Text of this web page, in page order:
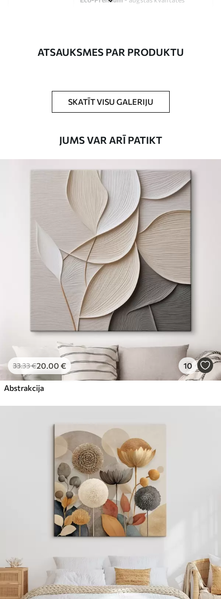
Jūs varat pievienot lakas pārklājumu.
No15.00€
Eco-Premium
.00
ATSAUKSMES PAR PRODUKTU
SKATĪT VISU GALERIJU
JUMS VAR ARĪ PATIKT
33.33€20.00 € 10
Abstrakcija